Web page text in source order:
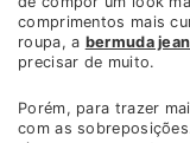
comprimentos mais
roupa, a bermuda
precisar de muito.
Porém, para trazer
com as